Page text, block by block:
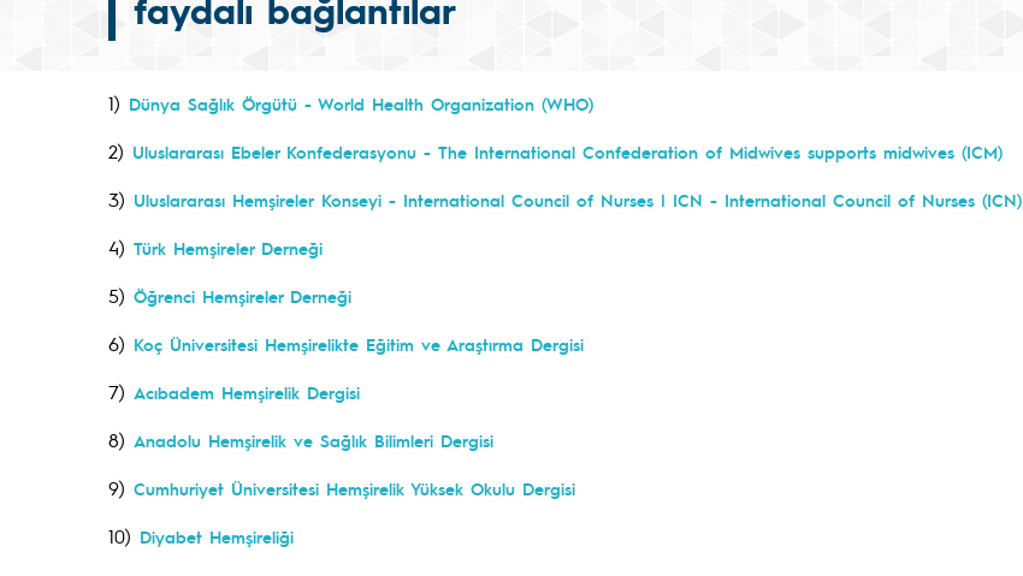
faydalı bağlantılar
1) Dünya Sağlık Örgütü - World Health Organization (WHO)
2) Uluslararası Ebeler Konfederasyonu - The International Confederation of Midwives supports midwives (ICM)
3) Uluslararası Hemşireler Konseyi - International Council of Nurses | ICN - International Council of Nurses (ICN)
4) Türk Hemşireler Derneği
5) Öğrenci Hemşireler Derneği
6) Koç Üniversitesi Hemşirelikte Eğitim ve Araştırma Dergisi
7) Acıbadem Hemşirelik Dergisi
8) Anadolu Hemşirelik ve Sağlık Bilimleri Dergisi
9) Cumhuriyet Üniversitesi Hemşirelik Yüksek Okulu Dergisi
10) Diyabet Hemşireliği